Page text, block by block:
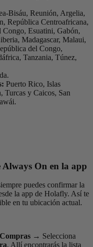
Bisáu, Reunión, Argelia,
República Centroafricana,
Esuatini, Gabón,
Madagascar, Malaui,
del Congo,
Tanzania, Túnez,
Puerto Rico, Islas
Turcas y Caicos, San
On en la app
puedes confirmar la
la app de Holafly. Así te
en tu ubicación actual.
Compras → Selecciona
. Allí encontrarás la lista